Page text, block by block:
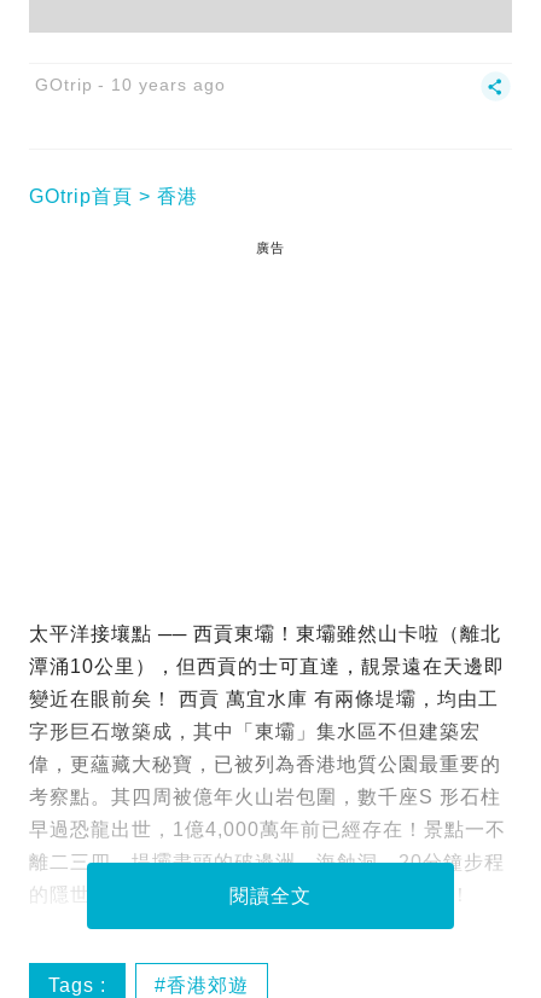
GOtrip 10 years ago
GOtrip首頁 香港
廣告
太平洋接壤點 ── 西貢東壩！東壩雖然山卡啦（離北
潭涌10公里），但西貢的士可直達，靚景遠在天邊即
變近在眼前矣！ 西貢 萬宜水庫 有兩條堤壩，均由工
字形巨石墩築成，其中「東壩」集水區不但建築宏
偉，更蘊藏大秘寶，已被列為香港地質公園最重要的
考察點。其四周被億年火山岩包圍，數千座S 形石柱
早過恐龍出世，1億4,000萬年前已經存在！景點一不
離二三四，堤壩盡頭的破邊洲、海蝕洞、20分鐘步程
的隱世沙灘浪茄通通大有睇頭，just follow me！
閱讀全文
Tags : 香港郊遊